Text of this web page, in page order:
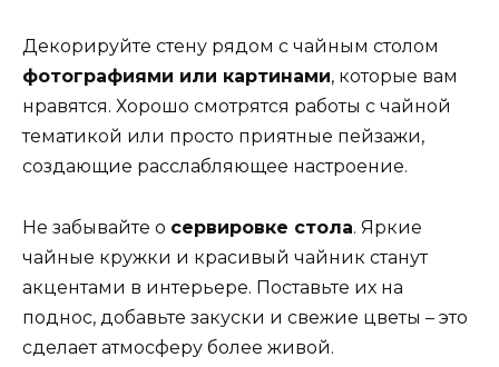
Декорируйте стену рядом с чайным столом
фотографиями или картинами, которые вам
нравятся. Хорошо смотрятся работы с чайной
тематикой или просто приятные пейзажи,
создающие расслабляющее настроение.
Не забывайте о сервировке стола. Яркие
чайные кружки и красивый чайник станут
акцентами в интерьере. Поставьте их на
поднос, добавьте закуски и свежие цветы – это
сделает атмосферу более живой.